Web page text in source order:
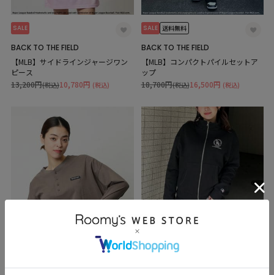
SALE
BACK TO THE FIELD
【MLB】サイドラインジャージワン
ピース
10,780円 (税込)
13,200円(税込)
SALE 送料無料
BACK TO THE FIELD
【MLB】コンパクトパイルセットア
ップ
16,500円 (税込)
18,700円(税込)
SALE SALE 送料無料